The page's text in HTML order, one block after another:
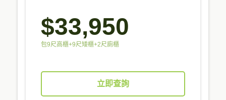
$33,950
包9尺高櫃+9尺矮櫃+2尺廁櫃
立即查詢